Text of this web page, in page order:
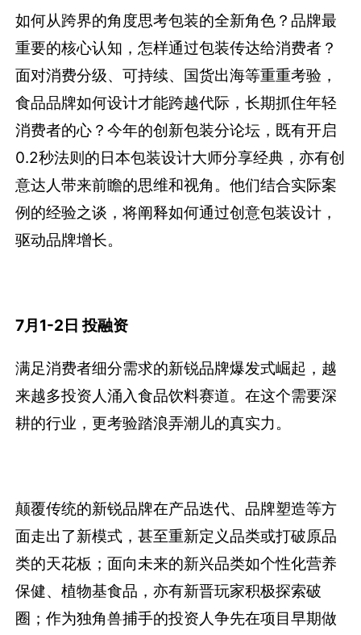
如何从跨界的角度思考包装的全新角色？品牌最
重要的核心认知，怎样通过包装传达给消费者？
面对消费分级、可持续、国货出海等重重考验，
食品品牌如何设计才能跨越代际，长期抓住年轻
消费者的心？今年的创新包装分论坛，既有开启
0.2秒法则的日本包装设计大师分享经典，亦有创
意达人带来前瞻的思维和视角。他们结合实际案
例的经验之谈，将阐释如何通过创意包装设计，
驱动品牌增长。
7月1-2日 投融资
满足消费者细分需求的新锐品牌爆发式崛起，越
来越多投资人涌入食品饮料赛道。在这个需要深
耕的行业，更考验踏浪弄潮儿的真实力。
颠覆传统的新锐品牌在产品迭代、品牌塑造等方
面走出了新模式，甚至重新定义品类或打破原品
类的天花板；面向未来的新兴品类如个性化营养
保健、植物基食品，亦有新晋玩家积极探索破
圈；作为独角兽捕手的投资人争先在项目早期做